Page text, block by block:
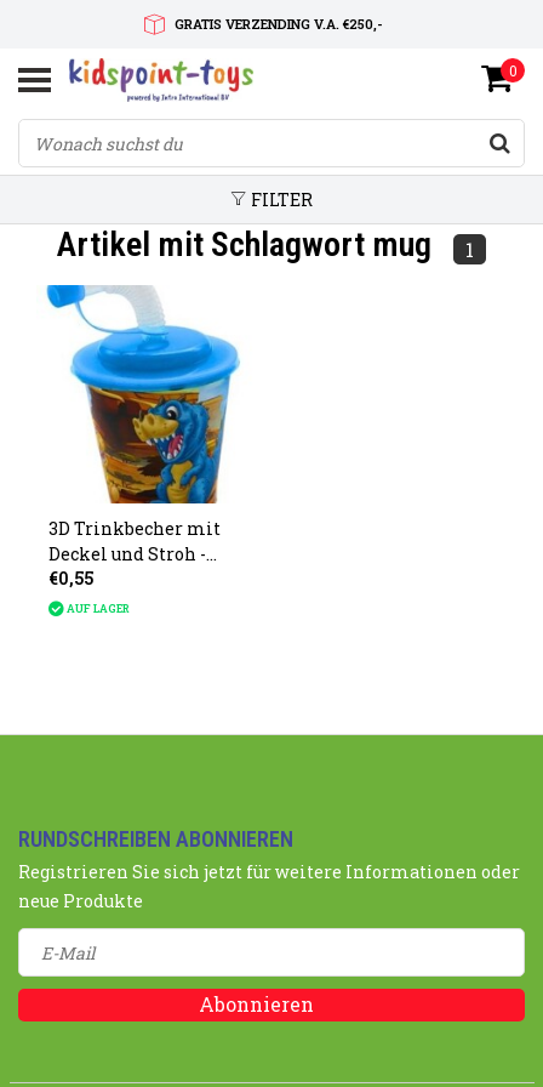
GRATIS VERZENDING V.A. €250,-
SNELLE LEVERTIJD
SERVICE OP MAAT
0
FILTER
Artikel mit Schlagwort mug 1
3D Trinkbecher mit
Deckel und Stroh -
Dino
€0,55
AUF LAGER
RUNDSCHREIBEN ABONNIEREN
Registrieren Sie sich jetzt für weitere Informationen oder
neue Produkte
Abonnieren